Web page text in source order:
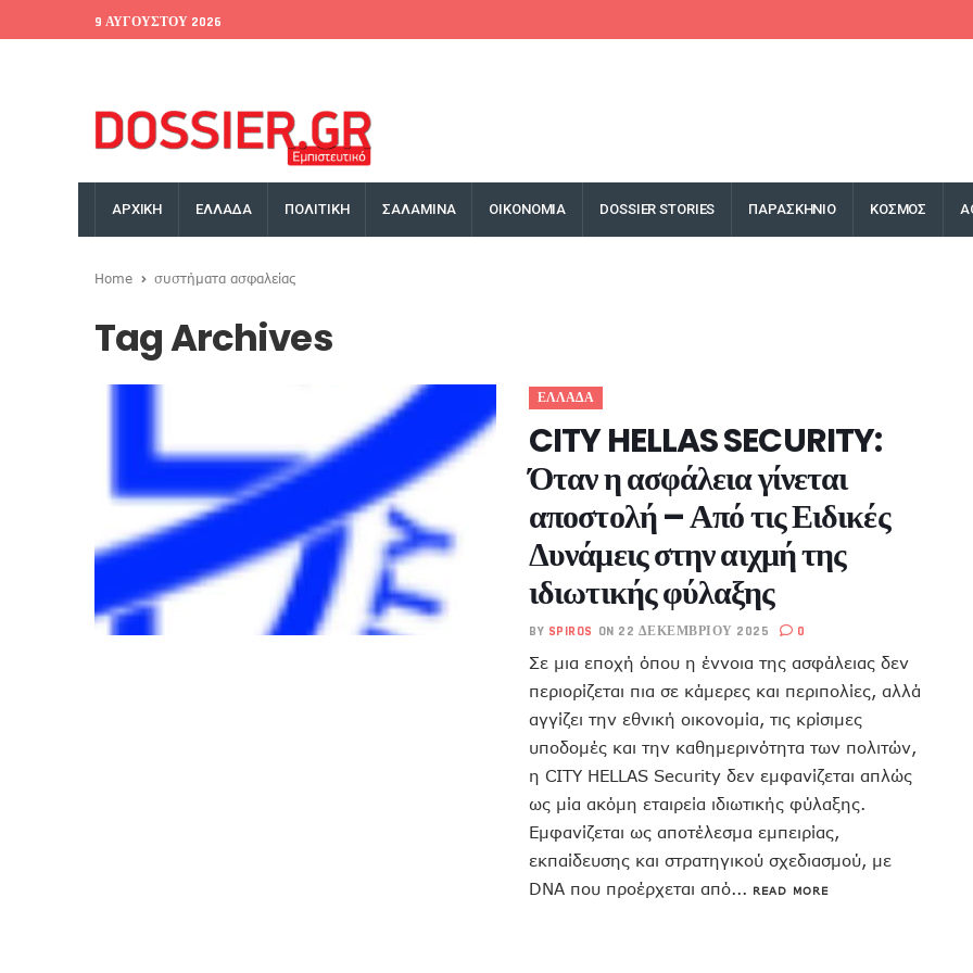
9 ΑΥΓΟΎΣΤΟΥ 2026
ΑΡΧΙΚΗ ΕΛΛΑΔΑ ΠΟΛΙΤΙΚΗ ΣΑΛΑΜΙΝΑ ΟΙΚΟΝΟΜΙΑ DOSSIER STORIES ΠΑΡΑΣΚΗΝΙΟ ΚΟΣΜΟΣ
Home συστήματα ασφαλείας
Tag Archives
ΕΛΛΑΔΑ
CITY HELLAS SECURITY:
Όταν η ασφάλεια γίνεται
αποστολή – Από τις Ειδικές
Δυνάμεις στην αιχμή της
ιδιωτικής φύλαξης
BY SPIROS ON 22 ΔΕΚΕΜΒΡΊΟΥ 2025 0
Σε μια εποχή όπου η έννοια της ασφάλειας δεν
περιορίζεται πια σε κάμερες και περιπολίες, αλλά
αγγίζει την εθνική οικονομία, τις κρίσιμες
υποδομές και την καθημερινότητα των πολιτών,
η CITY HELLAS Security δεν εμφανίζεται απλώς
ως μία ακόμη εταιρεία ιδιωτικής φύλαξης.
Εμφανίζεται ως αποτέλεσμα εμπειρίας,
εκπαίδευσης και στρατηγικού σχεδιασμού, με
DNA που προέρχεται από... READ MORE